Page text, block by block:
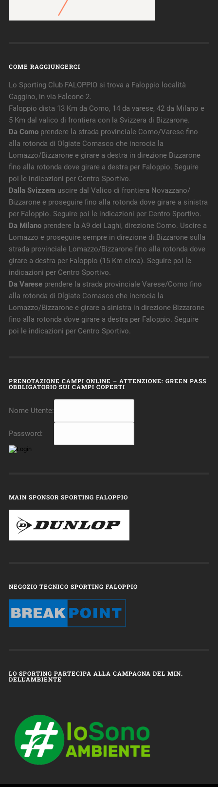
COME RAGGIUNGERCI
Lo Sporting Club FALOPPIO si trova a Faloppio località
Gaggino, in via Falcone 2.
Faloppio dista 13 Km da Como, 14 da varese, 42 da Milano e
5 Km dal valico di frontiera con la Svizzera di Bizzarone.
Da Comoprendere la strada provinciale Como/Varese fino
alla rotonda di Olgiate Comasco che incrocia la
Lomazzo/Bizzarone e girare a destra in direzione Bizzarone
fino alla rotonda dove girare a destra per Faloppio. Seguire
poi le indicazioni per Centro Sportivo.
Dalla Svizzerauscire dal Valico di frontiera Novazzano/
Bizzarone e proseguire fino alla rotonda dove girare a sinistra
per Faloppio. Seguire poi le indicazioni per Centro Sportivo.
Da Milanoprendere la A9 dei Laghi, direzione Como. Uscire a
Lomazzo e proseguire sempre in direzione di Bizzarone sulla
strada provinciale Lomazzo/Bizzarone fino alla rotonda dove
girare a destra per Faloppio (15 Km circa). Seguire poi le
indicazioni per Centro Sportivo.
Da Vareseprendere la strada provinciale Varese/Como fino
alla rotonda di Olgiate Comasco che incrocia la
Lomazzo/Bizzarone e girare a sinistra in direzione Bizzarone
fino alla rotonda dove girare a destra per Faloppio. Seguire
poi le indicazioni per Centro Sportivo.
PRENOTAZIONE CAMPI ONLINE – ATTENZIONE: GREEN PASS
OBBLIGATORIO SUI CAMPI COPERTI
Nome Utente:
Password:
MAIN SPONSOR SPORTING FALOPPIO
NEGOZIO TECNICO SPORTING FALOPPIO
LO SPORTING PARTECIPA ALLA CAMPAGNA DEL MIN.
DELL’AMBIENTE